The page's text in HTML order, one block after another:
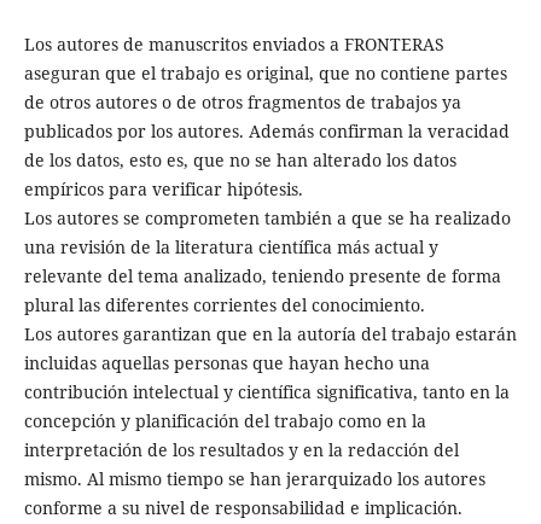
Los autores de manuscritos enviados a FRONTERAS
aseguran que el trabajo es original, que no contiene partes
de otros autores o de otros fragmentos de trabajos ya
publicados por los autores. Además confirman la veracidad
de los datos, esto es, que no se han alterado los datos
empíricos para verificar hipótesis.
Los autores se comprometen también a que se ha realizado
una revisión de la literatura científica más actual y
relevante del tema analizado, teniendo presente de forma
plural las diferentes corrientes del conocimiento.
Los autores garantizan que en la autoría del trabajo estarán
incluidas aquellas personas que hayan hecho una
contribución intelectual y científica significativa, tanto en la
concepción y planificación del trabajo como en la
interpretación de los resultados y en la redacción del
mismo. Al mismo tiempo se han jerarquizado los autores
conforme a su nivel de responsabilidad e implicación.